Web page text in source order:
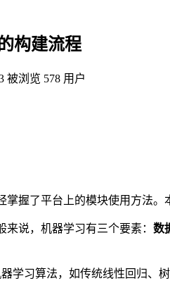
构建流程
被浏览 578 用户
握了平台上的模块使用方法
说，机器学习有三个要素： 数
学习算法，如传统线性回归、